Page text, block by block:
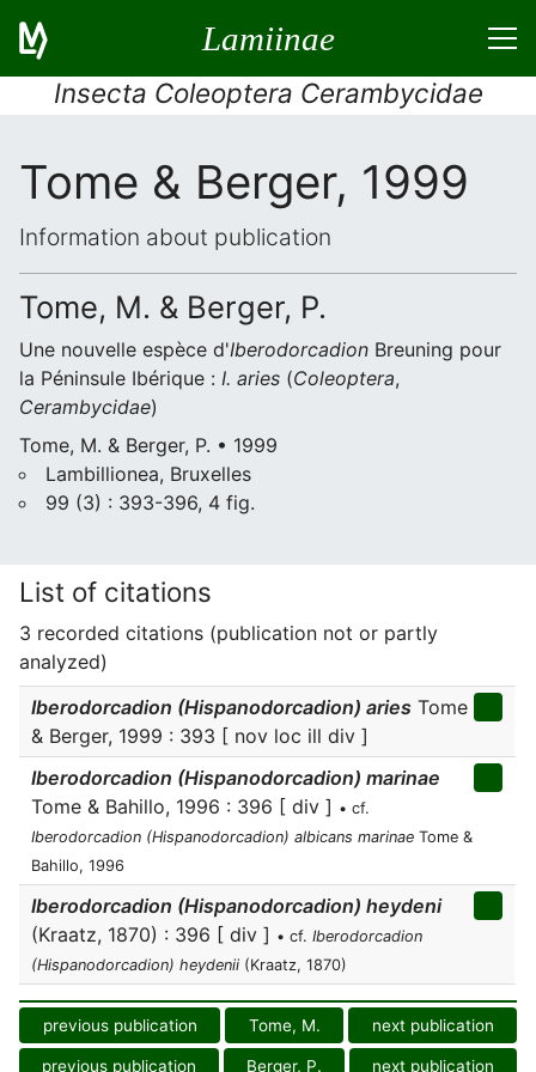
Lamiinae
Insecta Coleoptera Cerambycidae
Tome & Berger, 1999
Information about publication
Tome, M. & Berger, P.
Une nouvelle espèce d'Iberodorcadion Breuning pour
la Péninsule Ibérique : I. aries (Coleoptera,
Cerambycidae)
Tome, M. & Berger, P. • 1999
Lambillionea, Bruxelles
99 (3) : 393-396, 4 fig.
List of citations
3 recorded citations (publication not or partly
analyzed)
Iberodorcadion (Hispanodorcadion) aries Tome
& Berger, 1999 : 393 [ nov loc ill div ]
Iberodorcadion (Hispanodorcadion) marinae
Tome & Bahillo, 1996 : 396 [ div ] • cf.
Iberodorcadion (Hispanodorcadion) albicans marinae Tome &
Bahillo, 1996
Iberodorcadion (Hispanodorcadion) heydeni
(Kraatz, 1870) : 396 [ div ] • cf. Iberodorcadion
(Hispanodorcadion) heydenii (Kraatz, 1870)
previous publication Tome, M. next publication
previous publication Berger, P. next publication